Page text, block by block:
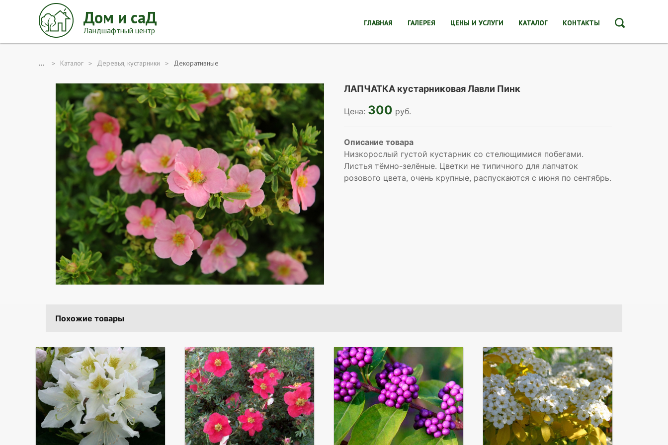
Дом и саД
Ландшафтный центр
ГЛАВНАЯ ГАЛЕРЕЯ ЦЕНЫ И УСЛУГИ КАТАЛОГ КОНТАКТЫ
... Каталог Деревья, кустарники Декоративные
ЛАПЧАТКА кустарниковая Лавли Пинк
Цена: 300 руб.
Описание товара
Низкорослый густой кустарник со стелющимися побегами.
Листья тёмно-зелёные. Цветки не типичного для лапчаток
розового цвета, очень крупные, распускаются с июня по сентябрь.
Похожие товары